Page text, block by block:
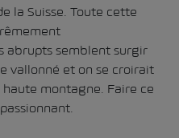
la Suisse. Toute cette
abrupts semblent surgir
vallonné et on se croirait
montagne. Faire ce